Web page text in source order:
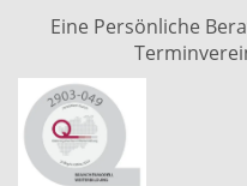
Eine Persönliche